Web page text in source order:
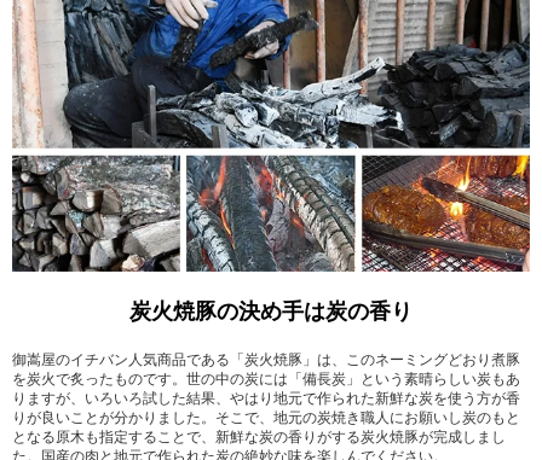
炭火焼豚の決め手は炭の香り
御嵩屋のイチバン人気商品である「炭火焼豚」は、このネーミングどおり煮豚
を炭火で炙ったものです。世の中の炭には「備長炭」という素晴らしい炭もあ
りますが、いろいろ試した結果、やはり地元で作られた新鮮な炭を使う方が香
りが良いことが分かりました。そこで、地元の炭焼き職人にお願いし炭のもと
となる原木も指定することで、新鮮な炭の香りがする炭火焼豚が完成しまし
た。国産の肉と地元で作られた炭の絶妙な味を楽しんでください。